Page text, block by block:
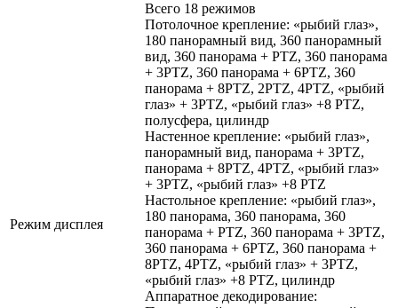
Режим дисплея
Всего 18 режимов
Потолочное крепление: «рыбий глаз»,
180 панорамный вид, 360 панорамный
вид, 360 панорама + PTZ, 360 панорама
+ 3PTZ, 360 панорама + 6PTZ, 360
панорама + 8PTZ, 2PTZ, 4PTZ, «рыбий
глаз» + 3PTZ, «рыбий глаз» +8 PTZ,
полусфера, цилиндр
Настенное крепление: «рыбий глаз»,
панорамный вид, панорама + 3PTZ,
панорама + 8PTZ, 4PTZ, «рыбий глаз»
+ 3PTZ, «рыбий глаз» +8 PTZ
Настольное крепление: «рыбий глаз»,
180 панорама, 360 панорама, 360
панорама + PTZ, 360 панорама + 3PTZ,
360 панорама + 6PTZ, 360 панорама +
8PTZ, 4PTZ, «рыбий глаз» + 3PTZ,
«рыбий глаз» +8 PTZ, цилиндр
Аппаратное декодирование: